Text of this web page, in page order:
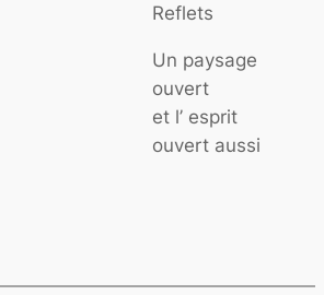
Reflets
Un paysage
ouvert
et l’ esprit
ouvert aussi